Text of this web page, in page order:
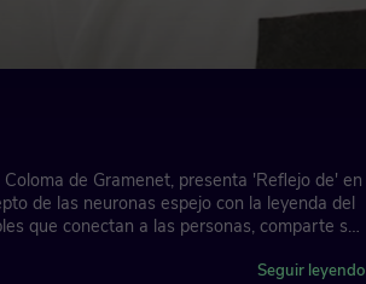
de Gramenet, presenta 'Reflejo de' en
de las neuronas espejo con la leyenda del
que conectan a las personas, comparte su
Seguir leyendo